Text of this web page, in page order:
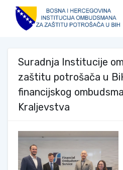
Suradnja Institucije
zaštitu potrošača u
financijskog
Kraljevstva